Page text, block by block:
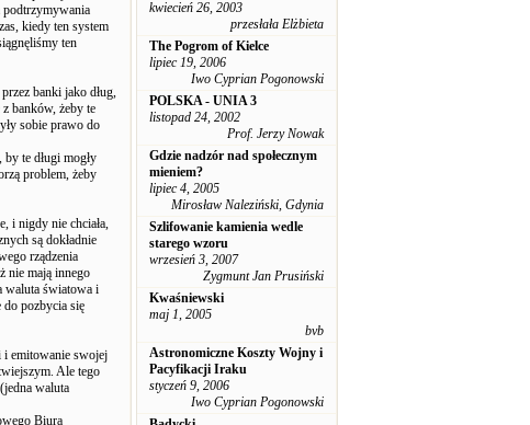
podtrzymywania
kiedy ten system
ten
banki jako dług,
banków, żeby te
sobie prawo do
te długi mogły
problem, żeby
i nigdy nie chciała,
są dokładnie
rządzenia
nie mają innego
waluta światowa i
do pozbycia się
i emitowanie swojej
Ale tego
waluta
Biura
kwiecień 26, 2003
przesłała Elżbieta
The Pogrom of Kielce
lipiec 19, 2006
Iwo Cyprian Pogonowski
POLSKA - UNIA 3
listopad 24, 2002
Prof. Jerzy Nowak
Gdzie nadzór nad społecznym
mieniem?
lipiec 4, 2005
Mirosław Naleziński, Gdynia
Szlifowanie kamienia wedle
starego wzoru
wrzesień 3, 2007
Zygmunt Jan Prusiński
Kwaśniewski
maj 1, 2005
bvb
Astronomiczne Koszty Wojny i
Pacyfikacji Iraku
styczeń 9, 2006
Iwo Cyprian Pogonowski